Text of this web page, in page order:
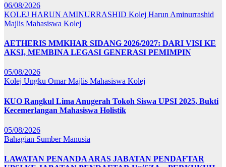
06/08/2026
KOLEJ HARUN AMINURRASHID Kolej Harun Aminurrashid
Majlis Mahasiswa Kolej
AETHERIS MMKHAR SIDANG 2026/2027: DARI VISI KE
AKSI, MEMBINA LEGASI GENERASI PEMIMPIN
05/08/2026
Kolej Ungku OmarMajlis Mahasiswa Kolej
KUO Rangkul Lima Anugerah Tokoh Siswa UPSI 2025, Bukti
Kecemerlangan Mahasiswa Holistik
05/08/2026
Bahagian Sumber Manusia
LAWATAN PENANDA ARAS JABATAN PENDAFTAR